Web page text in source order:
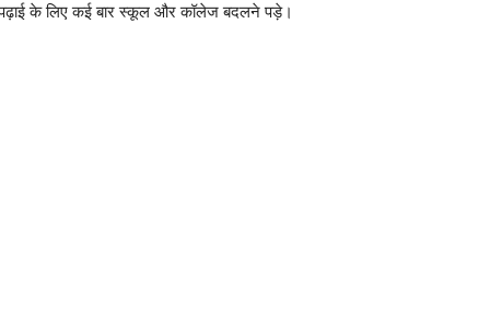
पढ़ाई के लिए कई बार स्कूल और कॉलेज बदलने पड़े।